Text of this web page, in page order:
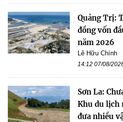
Quảng Trị:
đồng vốn
năm 2026
Lê Hữu Chính
14:12 07/08/
Sơn La:
Khu du lịch
đưa nhiều